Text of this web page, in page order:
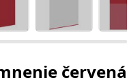
červená